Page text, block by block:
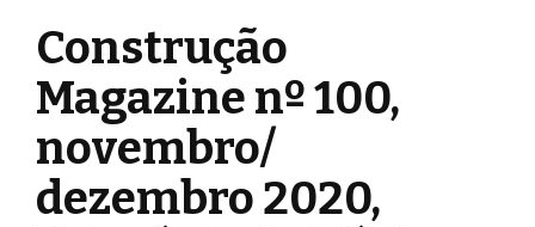
Construção
Magazine nº 100,
novembro/
dezembro 2020,